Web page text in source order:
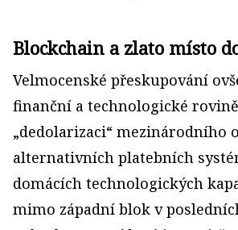
Blockchain a zlato místo
Velmocenské přeskupování
finanční a technologické
„dedolarizaci“ mezinárodního
alternativních platebních
domácích technologických
mimo západní blok v